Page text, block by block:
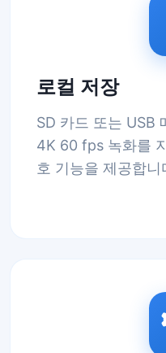
로컬 저장
SD 카드 또는 USB
4K 60 fps 녹화를
호 기능을 제공합니